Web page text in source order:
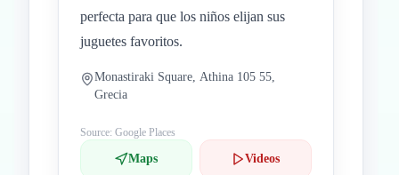
perfecta para que los niños elijan sus
juguetes favoritos.
Monastiraki Square, Athina 105 55,
Grecia
Source: Google Places
Maps Videos